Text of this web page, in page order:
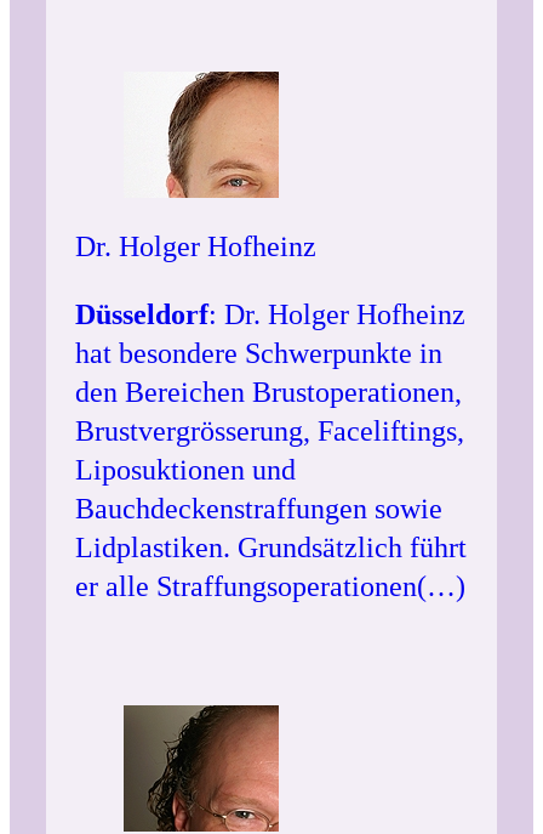
Dr. Holger Hofheinz
Düsseldorf: Dr. Holger Hofheinz
hat besondere Schwerpunkte in
den Bereichen Brustoperationen,
Brustvergrösserung, Faceliftings,
Liposuktionen und
Bauchdeckenstraffungen sowie
Lidplastiken. Grundsätzlich führt
er alle Straffungsoperationen(…)